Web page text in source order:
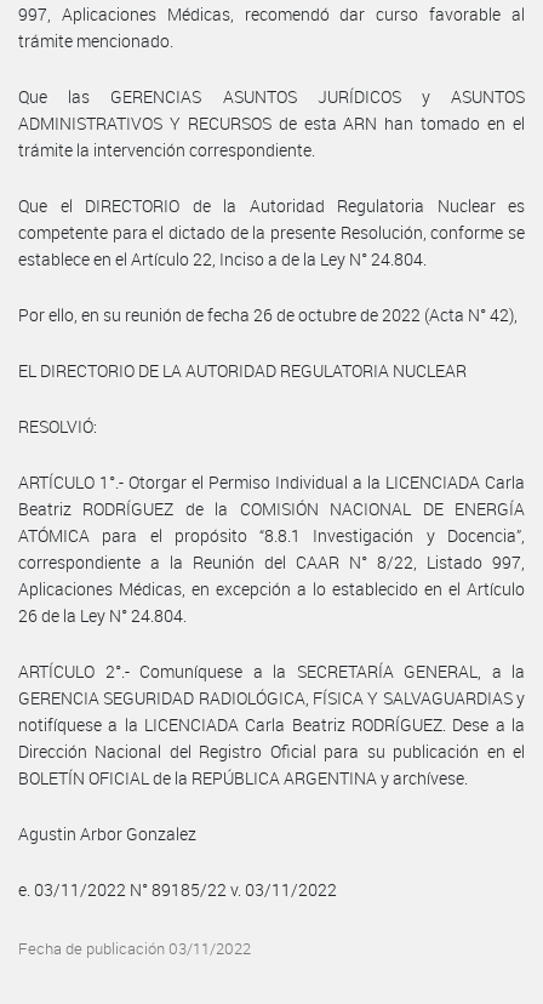
997, Aplicaciones Médicas, recomendó dar curso favorable al
trámite mencionado.
Que las GERENCIAS ASUNTOS JURÍDICOS y ASUNTOS
ADMINISTRATIVOS Y RECURSOS de esta ARN han tomado en el
trámite la intervención correspondiente.
Que el DIRECTORIO de la Autoridad Regulatoria Nuclear es
competente para el dictado de la presente Resolución, conforme se
establece en el Artículo 22, Inciso a de la Ley N° 24.804.
Por ello, en su reunión de fecha 26 de octubre de 2022 (Acta N° 42),
EL DIRECTORIO DE LA AUTORIDAD REGULATORIA NUCLEAR
RESOLVIÓ:
ARTÍCULO 1°.- Otorgar el Permiso Individual a la LICENCIADA Carla
Beatriz RODRÍGUEZ de la COMISIÓN NACIONAL DE ENERGÍA
ATÓMICA para el propósito “8.8.1 Investigación y Docencia”,
correspondiente a la Reunión del CAAR N° 8/22, Listado 997,
Aplicaciones Médicas, en excepción a lo establecido en el Artículo
26 de la Ley N° 24.804.
ARTÍCULO 2°.- Comuníquese a la SECRETARÍA GENERAL, a la
GERENCIA SEGURIDAD RADIOLÓGICA, FÍSICA Y SALVAGUARDIAS y
notifíquese a la LICENCIADA Carla Beatriz RODRÍGUEZ. Dese a la
Dirección Nacional del Registro Oficial para su publicación en el
BOLETÍN OFICIAL de la REPÚBLICA ARGENTINA y archívese.
Agustin Arbor Gonzalez
e. 03/11/2022 N° 89185/22 v. 03/11/2022
Fecha de publicación 03/11/2022